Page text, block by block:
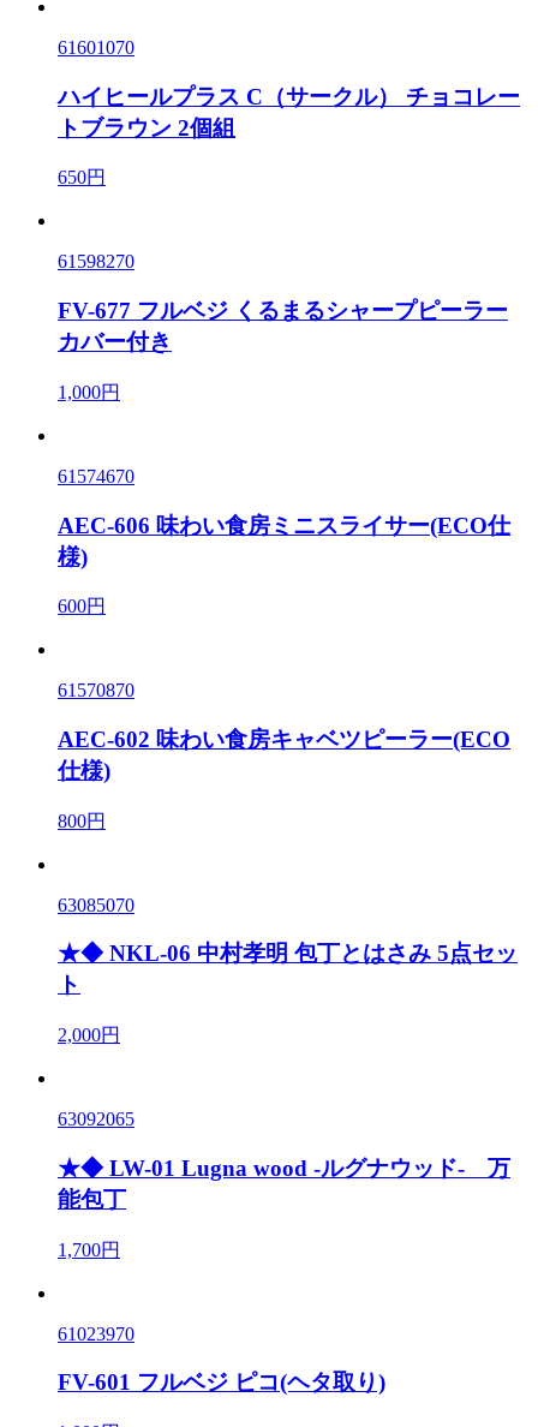
61601070
ハイヒールプラス C（サークル） チョコレー
トブラウン 2個組
650円
61598270
FV-677 フルベジ くるまるシャープピーラー
カバー付き
1,000円
61574670
AEC-606 味わい食房ミニスライサー(ECO仕
様)
600円
61570870
AEC-602 味わい食房キャベツピーラー(ECO
仕様)
800円
63085070
★◆ NKL-06 中村孝明 包丁とはさみ 5点セッ
ト
2,000円
63092065
★◆ LW-01 Lugna wood -ルグナウッド- 万
能包丁
1,700円
61023970
FV-601 フルベジ ピコ(ヘタ取り)